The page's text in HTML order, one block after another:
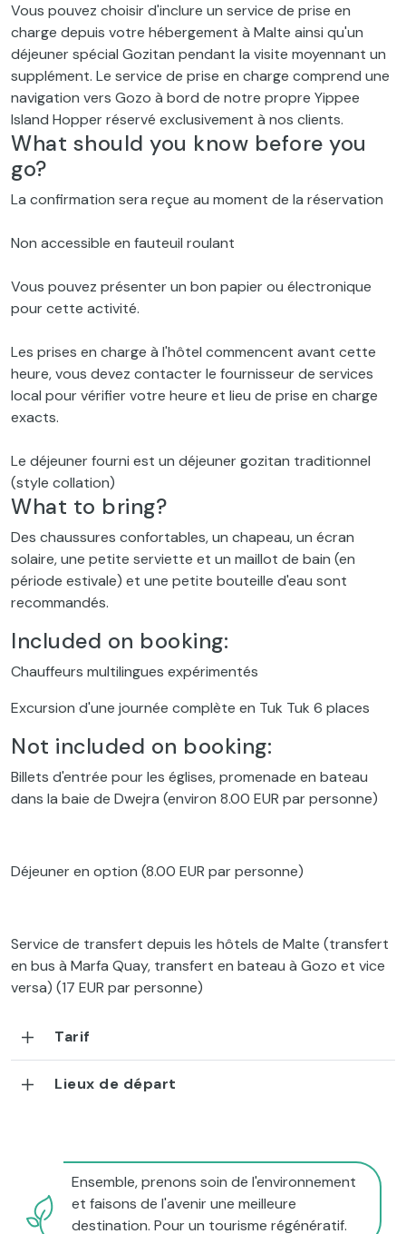
Vous pouvez choisir d'inclure un service de prise en
charge depuis votre hébergement à Malte ainsi qu'un
déjeuner spécial Gozitan pendant la visite moyennant un
supplément. Le service de prise en charge comprend une
navigation vers Gozo à bord de notre propre Yippee
Island Hopper réservé exclusivement à nos clients.
What should you know before you
go?
La confirmation sera reçue au moment de la réservation
Non accessible en fauteuil roulant
Vous pouvez présenter un bon papier ou électronique
pour cette activité.
Les prises en charge à l'hôtel commencent avant cette
heure, vous devez contacter le fournisseur de services
local pour vérifier votre heure et lieu de prise en charge
exacts.
Le déjeuner fourni est un déjeuner gozitan traditionnel
(style collation)
What to bring?
Des chaussures confortables, un chapeau, un écran
solaire, une petite serviette et un maillot de bain (en
période estivale) et une petite bouteille d'eau sont
recommandés.
Included on booking:
Chauffeurs multilingues expérimentés
Excursion d'une journée complète en Tuk Tuk 6 places
Not included on booking:
Billets d'entrée pour les églises, promenade en bateau
dans la baie de Dwejra (environ 8.00 EUR par personne)
Déjeuner en option (8.00 EUR par personne)
Service de transfert depuis les hôtels de Malte (transfert
en bus à Marfa Quay, transfert en bateau à Gozo et vice
versa) (17 EUR par personne)
Tarif
Lieux de départ
Ensemble, prenons soin de l'environnement
et faisons de l'avenir une meilleure
destination. Pour un tourisme régénératif.